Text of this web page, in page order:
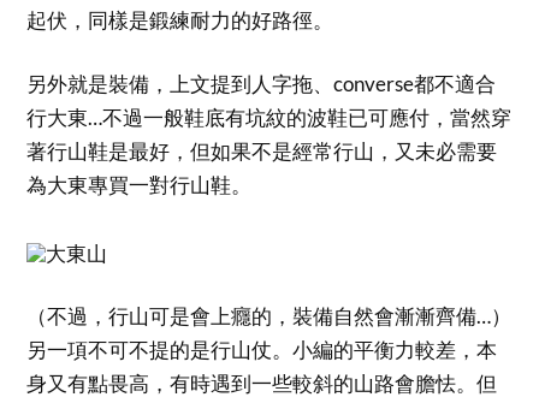
起伏，同樣是鍛練耐力的好路徑。
另外就是裝備，上文提到人字拖、converse都不適合
行大東…不過一般鞋底有坑紋的波鞋已可應付，當然穿
著行山鞋是最好，但如果不是經常行山，又未必需要
為大東專買一對行山鞋。
（不過，行山可是會上癮的，裝備自然會漸漸齊備…）
另一項不可不提的是行山仗。小編的平衡力較差，本
身又有點畏高，有時遇到一些較斜的山路會膽怯。但